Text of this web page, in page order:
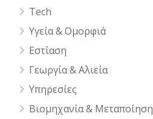
Tech
Υγεία & Ομορφιά
Εστίαση
Γεωργία & Αλιεία
Υπηρεσίες
Βιομηχανία & Μεταποίηση